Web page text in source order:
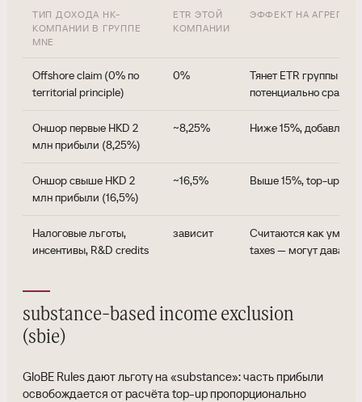
ТИП ДОХОДА HK-
КОМПАНИИ В ГРУППЕ
MNE
ETR ЭТОЙ
КОМПАНИИ
ЭФФЕКТ НА
Offshore claim (0% по
territorial principle)
0%
Тянет ETR группы
потенциально
Оншор первые HKD 2
млн прибыли (8,25%)
~8,25% Ниже 15%, добавляет
Оншор свыше HKD 2
млн прибыли (16,5%)
~16,5% Выше 15%, top-up не
Налоговые льготы,
инсентивы, R&D credits
зависит
Считаются как
taxes — могут давать
substance-based income exclusion
(sbie)
GloBE Rules дают льготу на «substance»: часть прибыли
освобождается от расчёта top-up пропорционально